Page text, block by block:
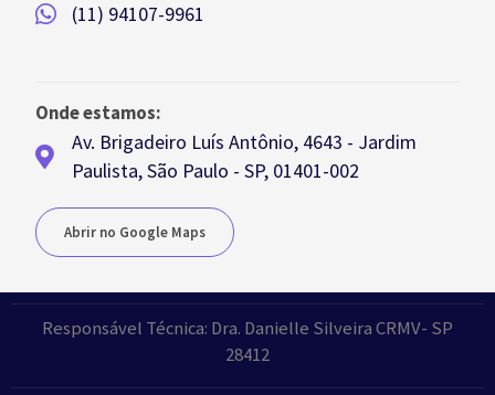
(11) 94107-9961
Onde estamos:
Av. Brigadeiro Luís Antônio, 4643 - Jardim
Paulista, São Paulo - SP, 01401-002
Abrir no Google Maps
Responsável Técnica: Dra. Danielle Silveira CRMV- SP
28412